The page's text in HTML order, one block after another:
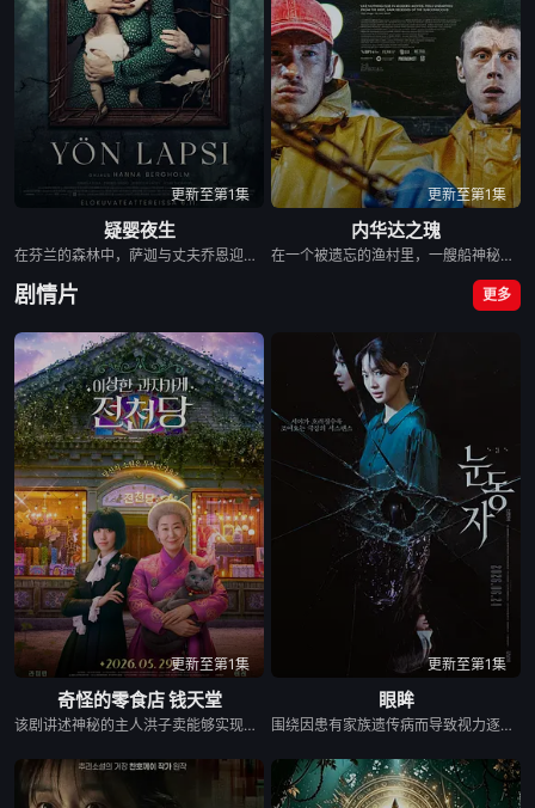
更新至第1集
疑婴夜生
在芬兰的森林中，萨迦与丈夫乔恩迎来了为人父母的新篇章。然而萨迦的喜悦被一股令人发寒的疑惧笼罩——她对新生儿产生了不为人知的猜疑，而乔恩对此一无所知。随着她独自面对这令人不安的真相，夫妻间的裂痕悄然滋生。
更新至第1集
内华达之瑰
在一个被遗忘的渔村里，一艘船神秘地出现在旧港口。“内华达之瑰”号三十年前曾全员遇难，如今再次归来。对于为数不多还记得它的人来说，这是一个预兆。也许只有再次出海，才能带回这个破败村落的好运。尼克为了养家糊口，决定在船上工作；同时，新来的利亚姆加入了船员，试图逃离自己的过去。他们出海，成功归港，但情况却不对劲。他们似乎回到了过去，村民们像迎接原始船员一样欢迎他们。
剧情片 更多
更新至第1集
奇怪的零食店 钱天堂
该剧讲述神秘的主人洪子卖能够实现人们愿望的神秘零食，以及人们来到那里展开一段魔法般的故事。
更新至第1集
眼眸
围绕因患有家族遗传病而导致视力逐渐丧失的摄影师瑞真展开。在面对跨越视力障碍、好不容易成为陶艺家却离奇身亡的双胞胎妹妹瑞音时，瑞真孤身一人踏上了挖掘死亡真相的道路，并在黑暗的边缘与隐藏的真相正面交锋。申敏儿在片中一人分饰两角。